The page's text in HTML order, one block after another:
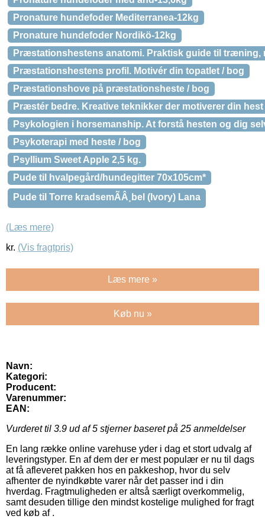
Pronature hundefoder Mediterranea-12kg
Pronature hundefoder Nordikö-12kg
Præstationshestens anatomi. Praktisk guide til træning,
Præstationshestens profil. Motivér din topatlet / bog
Præstationshove på præstationsheste / bog
Præstér bedre. Kreative teknikker der motiverer din hest
Psykologien i horsemanship. At forstå hesten og dig
Psykoterapi med heste / bog
Psyllium Sweet Apple 2,5 kg.
Pude til hvalpegård/hundegitter 70x105cm*
Pude til Torre kradsemÃÂ¸bel (Ivory) Lana
(Læs mere)
kr. (Vis fragtpris)
Læs mere »
Køb nu »
Navn:
Kategori:
Producent:
Varenummer:
EAN:
Vurderet til 3.9 ud af 5 stjerner baseret på 25 anmeldelser
En lang række online varehuse yder i dag et stort udvalg af
leveringstyper. En af dem der er mest populær er nu til dags
at få afleveret pakken hos en pakkeshop, hvor du selv
afhenter de nyindkøbte varer når det passer ind i din
hverdag. Fragtmuligheden er altså særligt overkommelig,
samt desuden tillige den mindst kostelige mulighed for fragt
ved køb af .